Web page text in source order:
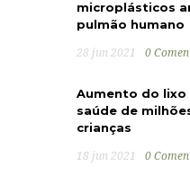
microplásticos
pulmão humano
28 jun 2021 0
Aumento do
saúde de
crianças
18 jun 2021 0